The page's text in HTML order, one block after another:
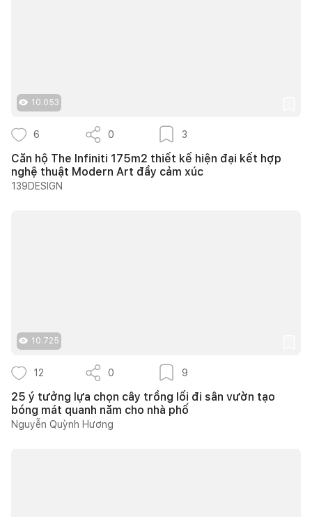
10.053
6 0 3
Căn hộ The Infiniti 175m2 thiết kế hiện đại kết hợp
nghệ thuật Modern Art đầy cảm xúc
139DESIGN
10.725
12 0 9
25 ý tưởng lựa chọn cây trồng lối đi sân vườn tạo
bóng mát quanh năm cho nhà phố
Nguyễn Quỳnh Hương